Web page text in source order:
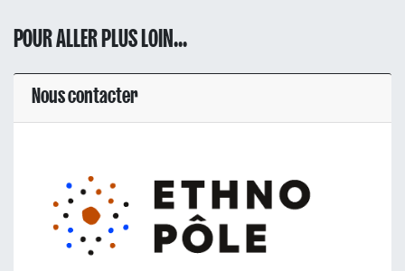
POUR ALLER PLUS LOIN...
Nous contacter